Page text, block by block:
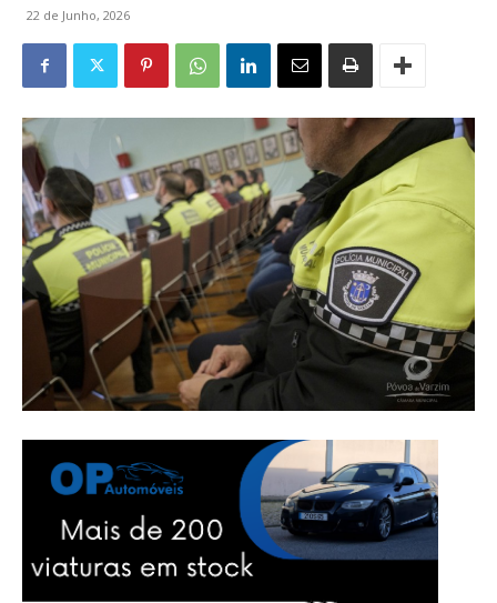
22 de Junho, 2026